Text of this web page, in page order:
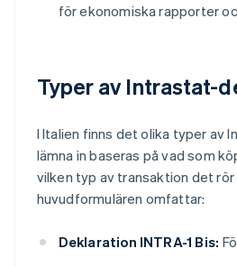
för ekonomiska rapporter
Typer av Intrastat-
I Italien finns det olika typer av
lämna in baseras på vad som
vilken typ av transaktion det
huvudformulären omfattar:
Deklaration INTRA-1 Bis: